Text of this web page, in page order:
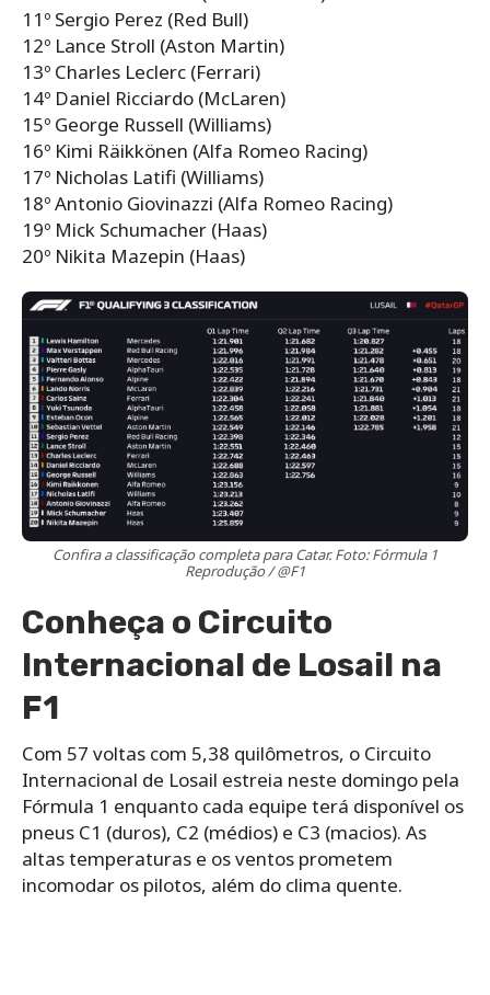
11º Sergio Perez (Red Bull)
12º Lance Stroll (Aston Martin)
13º Charles Leclerc (Ferrari)
14º Daniel Ricciardo (McLaren)
15º George Russell (Williams)
16º Kimi Räikkönen (Alfa Romeo Racing)
17º Nicholas Latifi (Williams)
18º Antonio Giovinazzi (Alfa Romeo Racing)
19º Mick Schumacher (Haas)
20º Nikita Mazepin (Haas)
Confira a classificação completa para Catar. Foto: Fórmula 1
Reprodução / @F1
Conheça o Circuito
Internacional de Losail na
F1
Com 57 voltas com 5,38 quilômetros, o Circuito
Internacional de Losail estreia neste domingo pela
Fórmula 1 enquanto cada equipe terá disponível os
pneus C1 (duros), C2 (médios) e C3 (macios). As
altas temperaturas e os ventos prometem
incomodar os pilotos, além do clima quente.